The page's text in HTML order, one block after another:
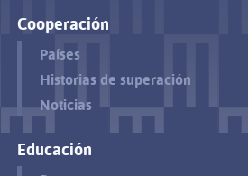
Cooperación
Países
Historias de superación
Noticias
Educación